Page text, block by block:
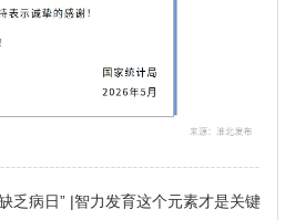
乏病日” |智力发育这个元素才是关键